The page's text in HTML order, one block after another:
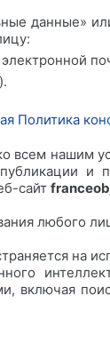
данные»
Политика
всем нашим
сайт
любого
на
включая